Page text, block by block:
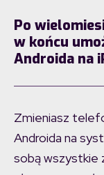
Po
w końcu
Androida na
Zmieniasz
Androida na
sobą wszystkie